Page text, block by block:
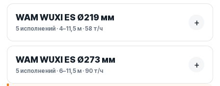
WAM WUXI ES Ø219 мм
5 исполнений · 4–11,5 м · 58 т/ч
+
WAM WUXI ES Ø273 мм
5 исполнений · 6–11,5 м · 90 т/ч
+